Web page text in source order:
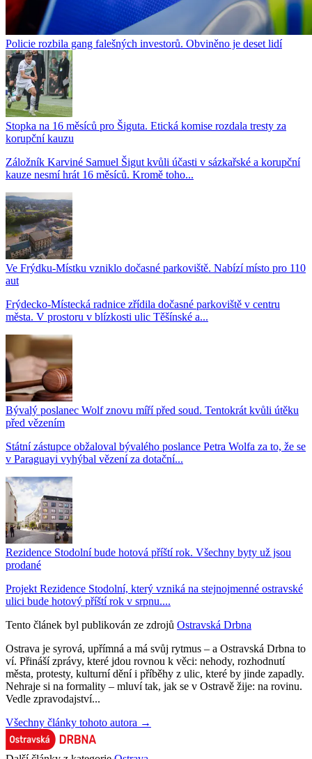
Policie rozbila gang falešných investorů. Obviněno je deset lidí
Stopka na 16 měsíců pro Šiguta. Etická komise rozdala tresty za
korupční kauzu
Záložník Karviné Samuel Šigut kvůli účasti v sázkařské a korupční
kauze nesmí hrát 16 měsíců. Kromě toho...
Ve Frýdku-Místku vzniklo dočasné parkoviště. Nabízí místo pro 110
aut
Frýdecko-Místecká radnice zřídila dočasné parkoviště v centru
města. V prostoru v blízkosti ulic Těšínské a...
Bývalý poslanec Wolf znovu míří před soud. Tentokrát kvůli útěku
před vězením
Státní zástupce obžaloval bývalého poslance Petra Wolfa za to, že se
v Paraguayi vyhýbal vězení za dotační...
Rezidence Stodolní bude hotová příští rok. Všechny byty už jsou
prodané
Projekt Rezidence Stodolní, který vzniká na stejnojmenné ostravské
ulici bude hotový příští rok v srpnu....
Tento článek byl publikován ze zdrojů Ostravská Drbna
Ostrava je syrová, upřímná a má svůj rytmus – a Ostravská Drbna to
ví. Přináší zprávy, které jdou rovnou k věci: nehody, rozhodnutí
města, protesty, kulturní dění i příběhy z ulic, které by jinde zapadly.
Nehraje si na formality – mluví tak, jak se v Ostravě žije: na rovinu.
Vedle zpravodajství...
Všechny články tohoto autora →